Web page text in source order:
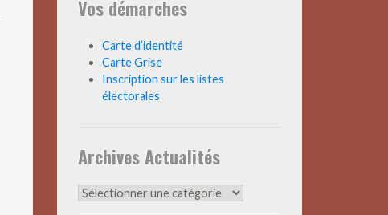
Vos démarches
Carte d’identité
Carte Grise
Inscription sur les listes
électorales
Archives Actualités
Archives